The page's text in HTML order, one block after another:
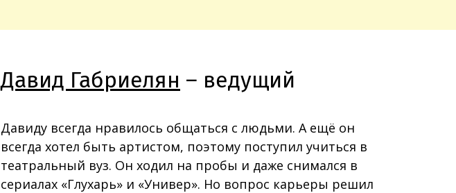
Давид Габриелян – ведущий
Давиду всегда нравилось общаться с людьми. А ещё он
всегда хотел быть артистом, поэтому поступил учиться в
театральный вуз. Он ходил на пробы и даже снимался в
сериалах «Глухарь» и «Универ». Но вопрос карьеры решил